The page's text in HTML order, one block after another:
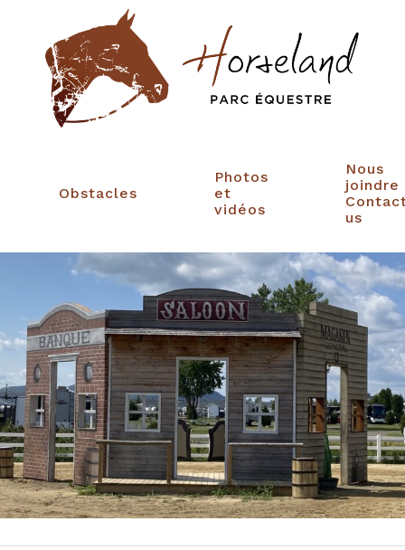
Obstacles
Photos
et
vidéos
Nous
joindre
us